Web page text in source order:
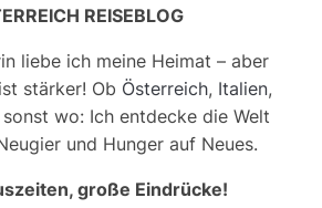
REISEBLOG
liebe ich meine Heimat – aber
stärker! Ob Österreich, Italien,
wo: Ich entdecke die Welt
und Hunger auf Neues.
große Eindrücke!